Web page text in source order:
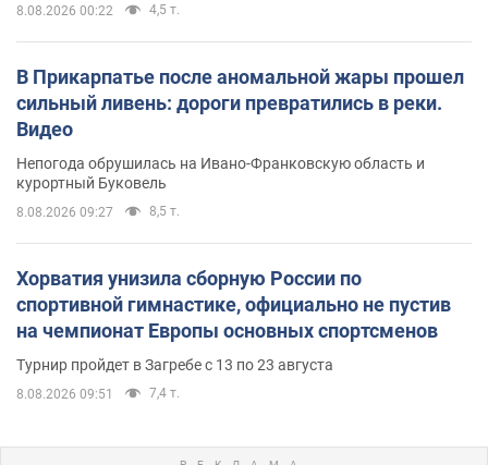
8.08.2026 00:22 4,5 т.
В Прикарпатье после аномальной жары прошел
сильный ливень: дороги превратились в реки.
Видео
Непогода обрушилась на Ивано-Франковскую область и
курортный Буковель
8.08.2026 09:27 8,5 т.
Хорватия унизила сборную России по
спортивной гимнастике, официально не пустив
на чемпионат Европы основных спортсменов
Турнир пройдет в Загребе с 13 по 23 августа
8.08.2026 09:51 7,4 т.